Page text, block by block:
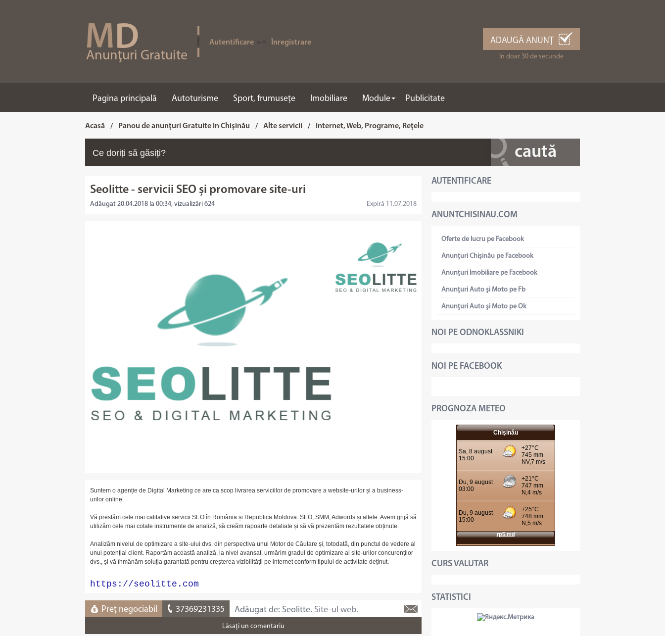
MD
Anunţuri Gratuite
Autentificare Înregistrare ADAUGĂ ANUNŢ
în doar 30 de secunde
Pagina principală Autoturisme Sport, frumusețe Imobiliare Module Publicitate
Acasă / Panou de anunţuri Gratuite În Chişinău / Alte servicii / Internet, Web, Programe, Reţele
Seolitte - servicii SEO și promovare site-uri
Adăugat 20.04.2018 la 00:34, vizualizări 624 Expiră 11.07.2018
Suntem o agenție de Digital Marketing ce are ca scop livrarea serviciilor de promovare a website-urilor și a business-
urilor online.
Vă prestăm cele mai calitative servicii SEO în România și Republica Moldova: SEO, SMM, Adwords și altele. Avem grijă să
utilizăm cele mai cotate instrumente de analiză, să creăm rapoarte detaliate și să vă prezentăm rezultatele obținute.
Analizăm nivelul de optimizare a site-ului dvs. din perspectiva unui Motor de Căutare și, totodată, din punctul de vedere al
unui potențial client. Raportăm această analiză, la nivel avansat, urmărim gradul de optimizare al site-urilor concurenților
dvs., și vă înmânăm soluția garantată pentru creșterea vizibilității pe internet conform tipului de activitate deținut.
https://seolitte.com
Preț negociabil 37369231335 Adăugat de: Seolitte. Site-ul web.
Lăsaţi un comentariu
AUTENTIFICARE
ANUNTCHISINAU.COM
Oferte de lucru pe Facebook
Anunţuri Chişinău pe Facebook
Anunţuri Imobiliare pe Facebook
Anunţuri Auto şi Moto pe Fb
Anunţuri Auto şi Moto pe Ok
NOI PE ODNOKLASSNIKI
NOI PE FACEBOOK
PROGNOZA METEO
Chişinău
CURS VALUTAR
STATISTICI